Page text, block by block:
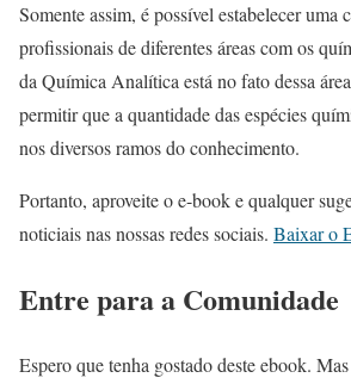
Somente assim, é possível estabelecer uma
profissionais de diferentes áreas com os
da Química Analítica está no fato dessa
permitir que a quantidade das espécies
nos diversos ramos do conhecimento.
Portanto, aproveite o e-book e qualquer
noticiais nas nossas redes sociais. Baixar o
Entre para a Comunidade
Espero que tenha gostado deste ebook.